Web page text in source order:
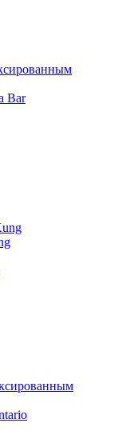
Bar